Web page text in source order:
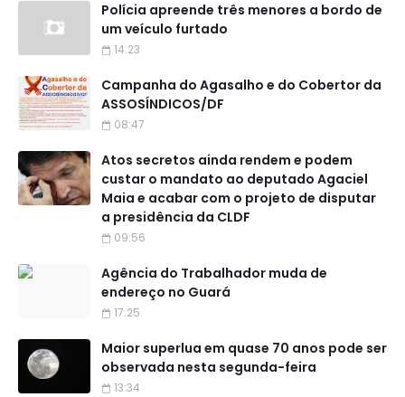
Polícia apreende três menores a bordo de
um veículo furtado
14:23
Campanha do Agasalho e do Cobertor da
ASSOSÍNDICOS/DF
08:47
Atos secretos ainda rendem e podem
custar o mandato ao deputado Agaciel
Maia e acabar com o projeto de disputar
a presidência da CLDF
09:56
Agência do Trabalhador muda de
endereço no Guará
17:25
Maior superlua em quase 70 anos pode ser
observada nesta segunda-feira
13:34